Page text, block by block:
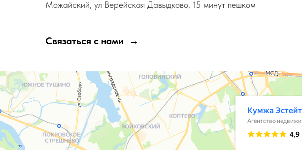
Можайский, ул Верейская Давыдково, 15 минут пешком
Связаться с нами